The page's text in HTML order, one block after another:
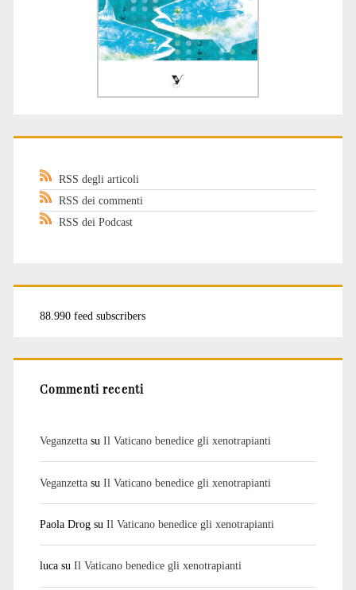
RSS degli articoli
RSS dei commenti
RSS dei Podcast
88.990 feed subscribers
Commenti recenti
Veganzettasu Il Vaticano benedice gli xenotrapianti
Veganzettasu Il Vaticano benedice gli xenotrapianti
Paola Drogsu Il Vaticano benedice gli xenotrapianti
lucasu Il Vaticano benedice gli xenotrapianti